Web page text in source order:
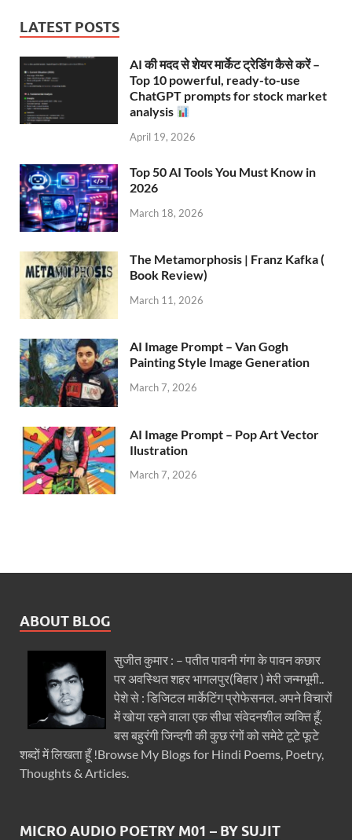
LATEST POSTS
AI की मदद से शेयर मार्केट ट्रेडिंग कैसे करें –
Top 10 powerful, ready-to-use
ChatGPT prompts for stock market
analysis
April 19, 2026
Top 50 AI Tools You Must Know in
2026
March 18, 2026
The Metamorphosis | Franz Kafka (
Book Review)
March 11, 2026
AI Image Prompt – Van Gogh
Painting Style Image Generation
March 7, 2026
AI Image Prompt – Pop Art Vector
Ilustration
March 7, 2026
ABOUT BLOG
सुजीत कुमार : – पतीत पावनी गंगा के पावन कछार
पर अवस्थित शहर भागलपुर(बिहार ) मेरी जन्मभूमी..
पेशे से : डिजिटल मार्केटिंग प्रोफेसनल. अपने विचारों
में खोया रहने वाला एक सीधा संवेदनशील व्यक्ति हूँ.
बस बहुरंगी जिन्दगी की कुछ रंगों को समेटे टूटे फूटे
शब्दों में लिखता हूँ !Browse My Blogs for Hindi Poems, Poetry,
Thoughts & Articles.
MICRO AUDIO POETRY M01 – BY SUJIT